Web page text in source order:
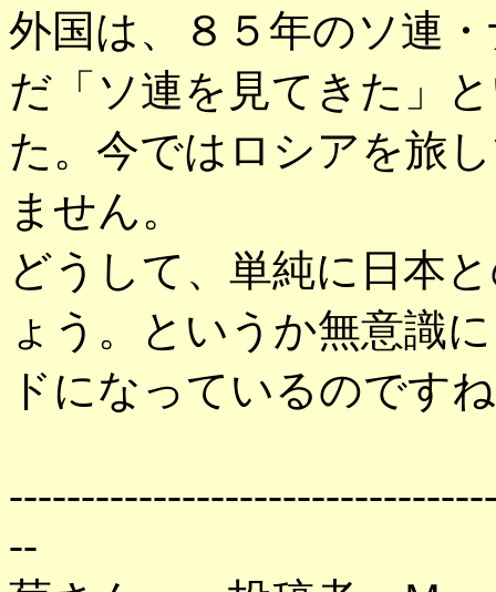
外国は、８５年のソ連
だ「ソ連を見てきた」
た。今ではロシアを旅
ません。
どうして、単純に日本
ょう。というか無意識
ドになっているのです
--